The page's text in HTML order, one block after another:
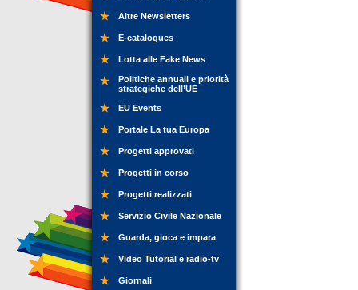
Altre Newsletters
E-catalogues
Lotta alle Fake News
Politiche annuali e priorità
strategiche dell’UE
EU Events
Portale La tua Europa
Progetti approvati
Progetti in corso
Progetti realizzati
Servizio Civile Nazionale
Guarda, gioca e impara
Video Tutorial e radio-tv
Giornali